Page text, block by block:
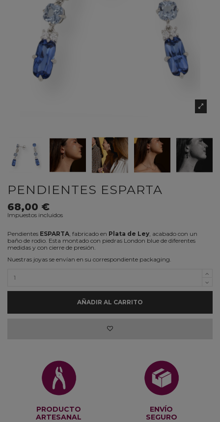
PENDIENTES ESPARTA
68,00 €
Impuestos incluidos
Pendientes ESPARTA , fabricado en Plata de Ley , acabado con un
baño de rodio. Esta montado con piedras London blue de diferentes
medidas y con cierre de presión.
Nuestras joyas se envían en su correspondiente packaging.
AÑADIR AL CARRITO
PRODUCTO
ARTESANAL
ENVÍO
SEGURO